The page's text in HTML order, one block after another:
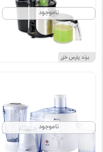
ناموجود
برند پارس خزر
ناموجود